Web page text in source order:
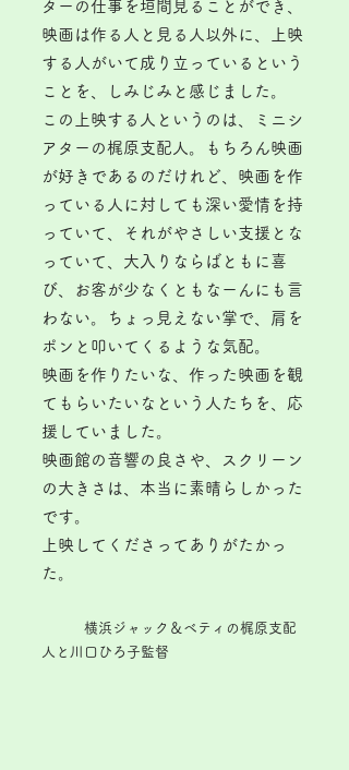
ターの仕事を垣間見ることができ、
映画は作る人と見る人以外に、上映
する人がいて成り立っているという
ことを、しみじみと感じました。
この上映する人というのは、ミニシ
アターの梶原支配人。もちろん映画
が好きであるのだけれど、映画を作
っている人に対しても深い愛情を持
っていて、それがやさしい支援とな
っていて、大入りならばともに喜
び、お客が少なくともなーんにも言
わない。ちょっ見えない掌で、肩を
ポンと叩いてくるような気配。
映画を作りたいな、作った映画を観
てもらいたいなという人たちを、応
援していました。
映画館の音響の良さや、スクリーン
の大きさは、本当に素晴らしかった
です。
上映してくださってありがたかっ
た。
横浜ジャック＆ベティの梶原支配
人と​川口ひろ子監督